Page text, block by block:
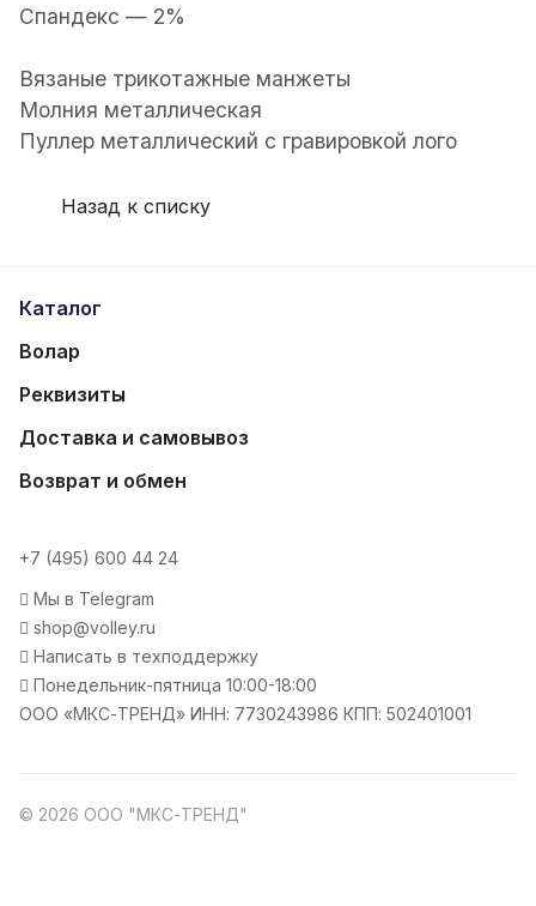
Спандекс — 2%
Вязаные трикотажные манжеты
Молния металлическая
Пуллер металлический с гравировкой лого
Назад к списку
Каталог
Волар
Реквизиты
Доставка и самовывоз
Возврат и обмен
+7 (495) 600 44 24
Мы в Telegram
shop@volley.ru
Написать в техподдержку
Понедельник-пятница 10:00-18:00
ООО «МКС-ТРЕНД» ИНН: 7730243986 КПП: 502401001
© 2026 ООО "МКС-ТРЕНД"